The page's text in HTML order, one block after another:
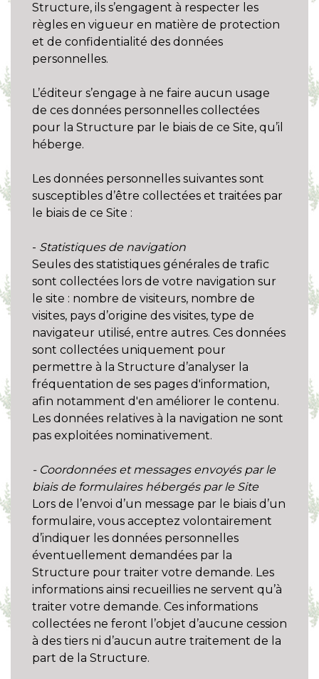
Structure, ils s’engagent à respecter les
règles en vigueur en matière de protection
et de confidentialité des données
personnelles.
L’éditeur s’engage à ne faire aucun usage
de ces données personnelles collectées
pour la Structure par le biais de ce Site, qu’il
héberge.
Les données personnelles suivantes sont
susceptibles d’être collectées et traitées par
le biais de ce Site :
- Statistiques de navigation
Seules des statistiques générales de trafic
sont collectées lors de votre navigation sur
le site : nombre de visiteurs, nombre de
visites, pays d’origine des visites, type de
navigateur utilisé, entre autres. Ces données
sont collectées uniquement pour
permettre à la Structure d’analyser la
fréquentation de ses pages d'information,
afin notamment d'en améliorer le contenu.
Les données relatives à la navigation ne sont
pas exploitées nominativement.
- Coordonnées et messages envoyés par le
biais de formulaires hébergés par le Site
Lors de l’envoi d’un message par le biais d’un
formulaire, vous acceptez volontairement
d’indiquer les données personnelles
éventuellement demandées par la
Structure pour traiter votre demande. Les
informations ainsi recueillies ne servent qu’à
traiter votre demande. Ces informations
collectées ne feront l’objet d’aucune cession
à des tiers ni d’aucun autre traitement de la
part de la Structure.